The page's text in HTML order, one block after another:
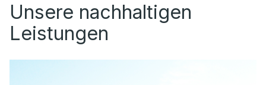
Unsere nachhaltigen
Leistungen